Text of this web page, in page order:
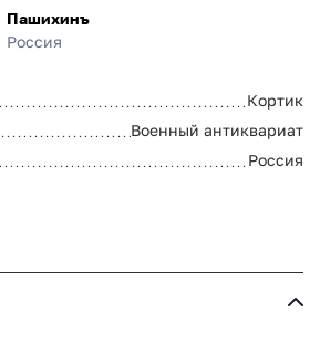
Пашихинъ
Россия
Кортик
Военный антиквариат
Россия